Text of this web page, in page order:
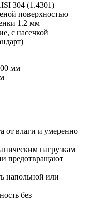
304 (1.4301)
поверхностью
1.2 мм
с насечкой
мм
от влаги и умеренно
нагрузкам
предотвращают
напольной или
без